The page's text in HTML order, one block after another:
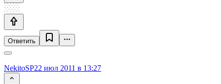
Ответить
NekitoSP22 июл 2011 в 13:27